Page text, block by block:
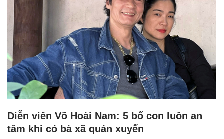
Diễn viên Võ Hoài Nam: 5 bố con luôn an
tâm khi có bà xã quán xuyến